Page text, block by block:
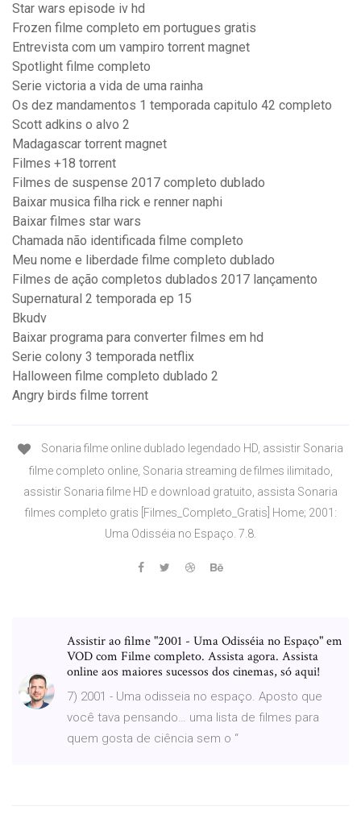
Star wars episode iv hd
Frozen filme completo em portugues gratis
Entrevista com um vampiro torrent magnet
Spotlight filme completo
Serie victoria a vida de uma rainha
Os dez mandamentos 1 temporada capitulo 42 completo
Scott adkins o alvo 2
Madagascar torrent magnet
Filmes +18 torrent
Filmes de suspense 2017 completo dublado
Baixar musica filha rick e renner naphi
Baixar filmes star wars
Chamada não identificada filme completo
Meu nome e liberdade filme completo dublado
Filmes de ação completos dublados 2017 lançamento
Supernatural 2 temporada ep 15
Bkudv
Baixar programa para converter filmes em hd
Serie colony 3 temporada netflix
Halloween filme completo dublado 2
Angry birds filme torrent
Sonaria filme online dublado legendado HD, assistir Sonaria
filme completo online, Sonaria streaming de filmes ilimitado,
assistir Sonaria filme HD e download gratuito, assista Sonaria
filmes completo gratis [Filmes_Completo_Gratis] Home; 2001:
Uma Odisséia no Espaço. 7.8.
Assistir ao filme "2001 - Uma Odisséia no Espaço" em
VOD com Filme completo. Assista agora. Assista
online aos maiores sucessos dos cinemas, só aqui!
7) 2001 - Uma odisseia no espaço. Aposto que
você tava pensando… uma lista de filmes para
quem gosta de ciência sem o “